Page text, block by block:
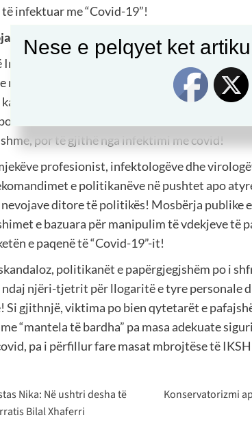
infektuar me “Covid-19”!
me numrin e të vdekurve
Kombëtar të Shëndetësisë Publike të
covid, respektivisht keq-interpretimi dhe
dallim të madh në interpretim; “vdekja me
vdes nga infarkti i zemrës, nga sëmundjet
por të gjithë nga infektimi me covid!
profesionist, infektologëve dhe
e politikanëve në pushtet apo
ditore të politikës! Mosbërja publike
e bazuara për manipulim të vdekjeve të
e paqenë të “Covid-19”-it!
politikanët e papërgjegjshëm po i
njëri-tjetrit për llogaritë e tyre personale
gjithnjë, viktima po bien qytetarët e
“mantela të bardha” pa masa adekuate
pa i përfillur fare masat mbrojtëse të
Nika: Në ushtri desha të
Bilal Xhaferri
Konservatorizmi
Nese e pelqyet ket